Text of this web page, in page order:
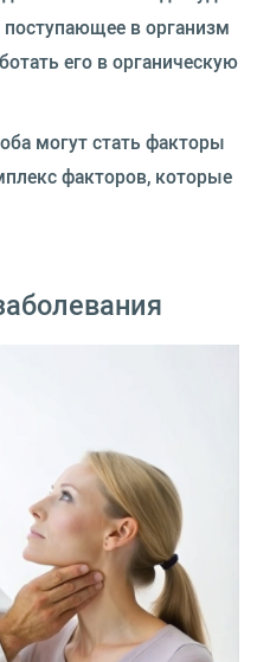
в организм
его в органическую
могут стать факторы
факторов, которые